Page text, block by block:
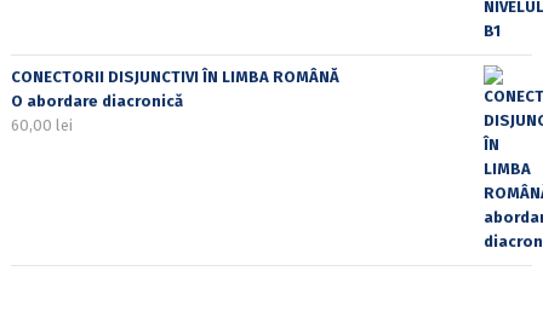
CONECTORII DISJUNCTIVI ÎN LIMBA ROMÂNĂ
O abordare diacronică
60,00 lei